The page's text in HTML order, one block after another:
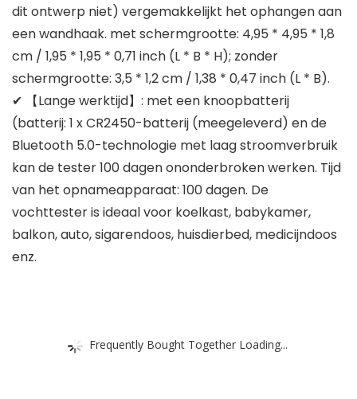
dit ontwerp niet) vergemakkelijkt het ophangen aan
een wandhaak. met schermgrootte: 4,95 * 4,95 * 1,8
cm / 1,95 * 1,95 * 0,71 inch (L * B * H); zonder
schermgrootte: 3,5 * 1,2 cm / 1,38 * 0,47 inch (L * B).
✔ 【Lange werktijd】: met een knoopbatterij
(batterij: 1 x CR2450-batterij (meegeleverd) en de
Bluetooth 5.0-technologie met laag stroomverbruik
kan de tester 100 dagen ononderbroken werken. Tijd
van het opnameapparaat: 100 dagen. De
vochttester is ideaal voor koelkast, babykamer,
balkon, auto, sigarendoos, huisdierbed, medicijndoos
enz.
Frequently Bought Together Loading...